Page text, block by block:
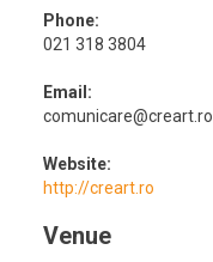
Phone:
021 318 3804
Email:
comunicare@creart.ro
Website:
http://creart.ro
Venue